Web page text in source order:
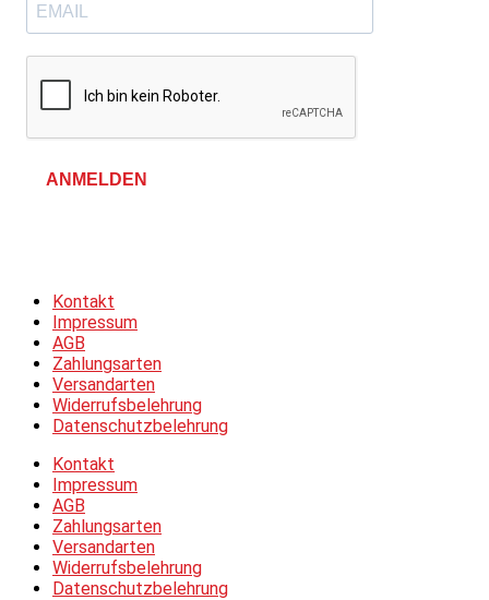
ANMELDEN
Kontakt
Impressum
AGB
Zahlungsarten
Versandarten
Widerrufsbelehrung
Datenschutzbelehrung
Kontakt
Impressum
AGB
Zahlungsarten
Versandarten
Widerrufsbelehrung
Datenschutzbelehrung